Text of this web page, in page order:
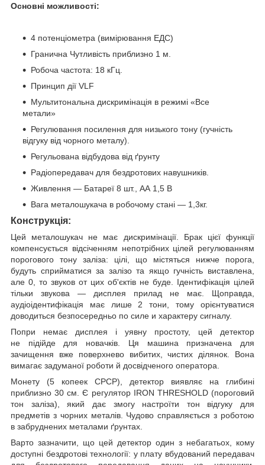
Основні можливості:
4 потенціометра (вимірювання ЕДС)
Гранична Чутливість приблизно 1 м.
Робоча частота: 18 кГц.
Принцип дії VLF
Мультитональна дискримінація в режимі «Все
метали»
Регулювання посилення для низького тону (гучність
відгуку від чорного металу).
Регульована відбудова від ґрунту
Радіопередавач для бездротових навушників.
Живлення — Батареї 8 шт., АА 1,5 В
Вага металошукача в робочому стані — 1,3кг.
Конструкція:
Цей металошукач не має дискримінації. Брак цієї функції
компенсується відсіченням непотрібних цілей регулюванням
порогового тону заліза: цілі, що містяться нижче порога,
будуть сприйматися за залізо та якщо гучність виставлена,
але 0, то звуков от цих об'єктів не буде. Ідентифікація цілей
тільки звукова — дисплея прилад не має. Щоправда,
аудіоідентифікація має лише 2 тони, тому орієнтуватися
доводиться безпосередньо по силе и характеру сигналу.
Попри немає дисплея і уявну простоту, цей детектор
не підійде для новачків. Ця машина призначена для
зачищення вже поверхнево вибитих, чистих ділянок. Вона
вимагає задуманої роботи й досвідченого оператора.
Монету (5 копеек СРСР), детектор виявляє на глибині
приблизно 30 см. Є регулятор IRON THRESHOLD (пороговий
тон заліза), який дає змогу настроїти тон відгуку для
предметів з чорних металів. Чудово справляється з роботою
в забруднених металами ґрунтах.
Варто зазначити, що цей детектор один з небагатьох, кому
доступні бездротові технології: у плату вбудований передавач